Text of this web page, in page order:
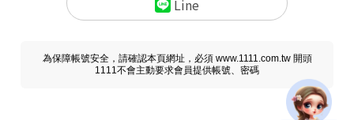
Line
為保障帳號安全，請確認本頁網址，必須 www.1111.com.tw 開頭
1111不會主動要求會員提供帳號、密碼